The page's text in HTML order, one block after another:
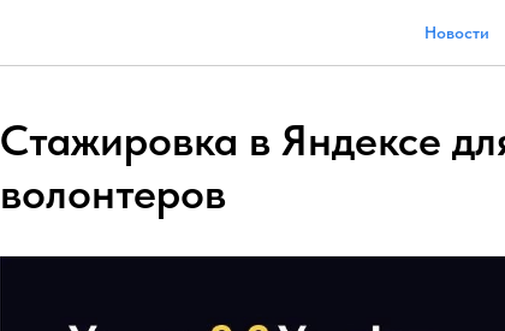
Новости
Стажировка в Яндексе
волонтеров